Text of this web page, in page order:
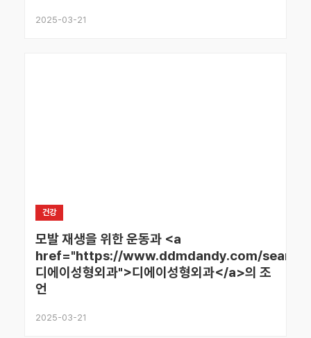
2025-03-21
건강
모발 재생을 위한 운동과 <a
href="https://www.ddmdandy.com/search/
디에이성형외과">디에이성형외과</a>의 조
언
2025-03-21